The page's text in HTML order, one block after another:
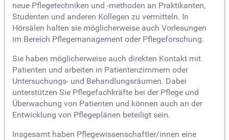
neue Pflegetechniken und -methoden an Praktikanten,
Studenten und anderen Kollegen zu vermitteln. In
Hörsälen halten sie möglicherweise auch Vorlesungen
im Bereich Pflegemanagement oder Pflegeforschung.
Sie haben möglicherweise auch direkten Kontakt mit
Patienten und arbeiten in Patientenzimmern oder
Untersuchungs- und Behandlungsräumen. Dabei
unterstützen Sie Pflegefachkräfte bei der Pflege und
Überwachung von Patienten und können auch an der
Entwicklung von Pflegeplänen beteiligt sein.
Insgesamt haben Pflegewissenschaftler/innen eine